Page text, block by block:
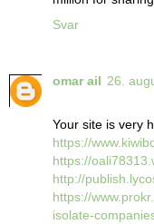
Svar
omar ail 26.
Your site is very
https://
https://
http://
https://
isolate-